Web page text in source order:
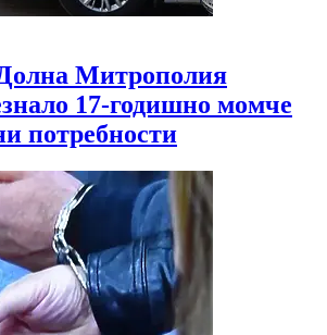
Митрополия
17-годишно момче
потребности